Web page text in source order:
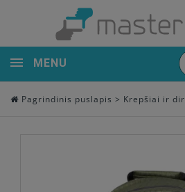
MENU
Pagrindinis puslapis > Krepšiai ir